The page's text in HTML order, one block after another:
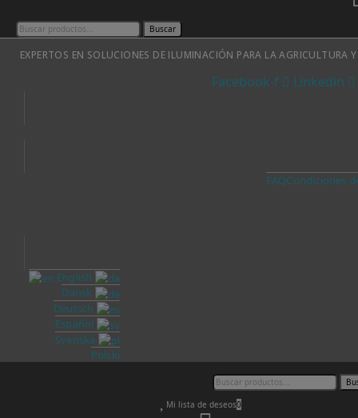
Buscar
EXPERTOS EN SOLUCIONES DE ILUMINACIÓN PARA LA AGRICULTURA
Facebook-f Linkedin
FAQCondiciones
English
Dansk
Deutsch
Español
Svenska
Polski
Mi lista de deseos0